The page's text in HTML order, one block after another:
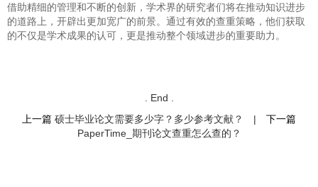
借助精细的管理和不断的创新，学术界的研究者们将在推动知识进步
的道路上，开辟出更加宽广的前景。通过有效的查重策略，他们获取
的不仅是学术成果的认可，更是推动整个领域进步的重要助力。
. End .
上一篇 硕士毕业论文需要多少字？多少参考文献？ |
下一篇
PaperTime_期刊论文查重怎么查的？